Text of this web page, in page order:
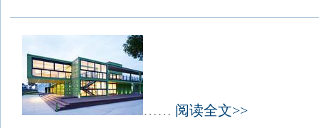
…… 阅读全文>>